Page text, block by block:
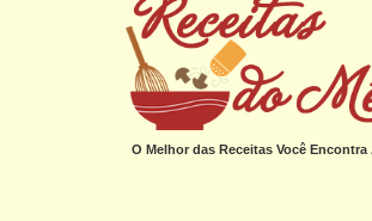
O Melhor das Receitas Você Encontra